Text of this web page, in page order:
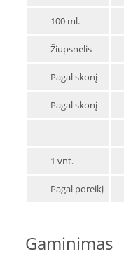
100 ml.
Žiupsnelis
Pagal skonį
Pagal skonį
1 vnt.
Pagal poreikį
Gaminimas